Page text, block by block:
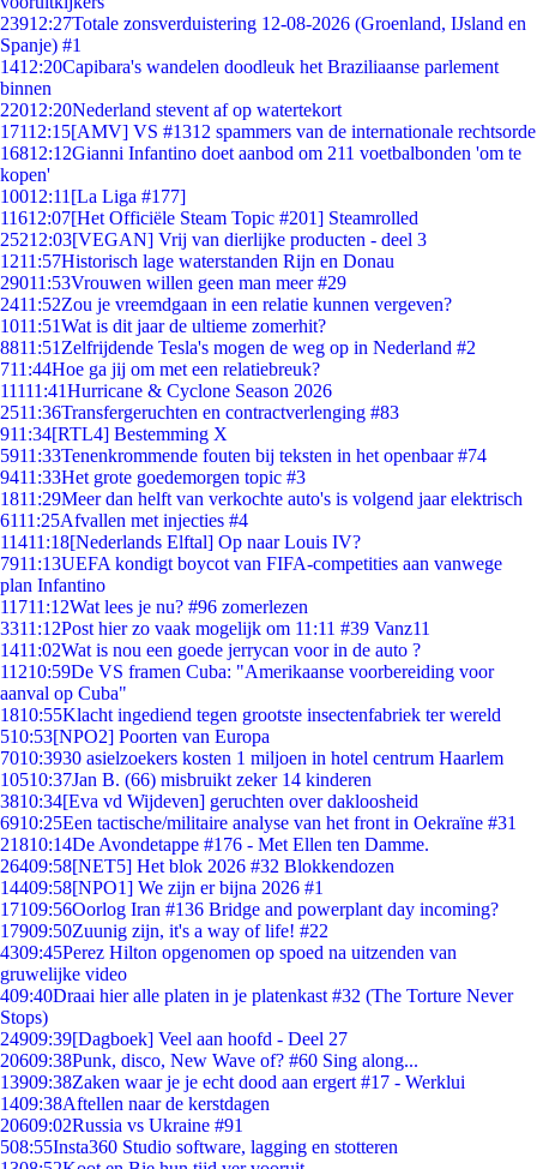
23912:27Totale zonsverduistering 12-08-2026 (Groenland, IJsland en
Spanje) #1
1412:20Capibara's wandelen doodleuk het Braziliaanse parlement
binnen
22012:20Nederland stevent af op watertekort
17112:15[AMV] VS #1312 spammers van de internationale rechtsorde
16812:12Gianni Infantino doet aanbod om 211 voetbalbonden 'om te
kopen'
10012:11 [La Liga #177]
11612:07[Het Officiële Steam Topic #201] Steamrolled
25212:03[VEGAN] Vrij van dierlijke producten - deel 3
1211:57Historisch lage waterstanden Rijn en Donau
29011:53Vrouwen willen geen man meer #29
2411:52Zou je vreemdgaan in een relatie kunnen vergeven?
1011:51Wat is dit jaar de ultieme zomerhit?
8811:51 Zelfrijdende Tesla's mogen de weg op in Nederland #2
711:44Hoe ga jij om met een relatiebreuk?
11111:41Hurricane & Cyclone Season 2026
2511:36Transfergeruchten en contractverlenging #83
911:34[RTL4] Bestemming X
5911:33Tenenkrommende fouten bij teksten in het openbaar #74
9411:33Het grote goedemorgen topic #3
1811:29Meer dan helft van verkochte auto's is volgend jaar elektrisch
6111:25Afvallen met injecties #4
11411:18[Nederlands Elftal] Op naar Louis IV?
7911:13UEFA kondigt boycot van FIFA-competities aan vanwege
plan Infantino
11711:12Wat lees je nu? #96 zomerlezen
3311:12Post hier zo vaak mogelijk om 11:11 #39 Vanz11
1411:02Wat is nou een goede jerrycan voor in de auto ?
11210:59De VS framen Cuba: "Amerikaanse voorbereiding voor
aanval op Cuba"
1810:55Klacht ingediend tegen grootste insectenfabriek ter wereld
510:53[NPO2] Poorten van Europa
7010:3930 asielzoekers kosten 1 miljoen in hotel centrum Haarlem
10510:37Jan B. (66) misbruikt zeker 14 kinderen
3810:34[Eva vd Wijdeven] geruchten over dakloosheid
6910:25Een tactische/militaire analyse van het front in Oekraïne #31
21810:14De Avondetappe #176 - Met Ellen ten Damme.
26409:58[NET5] Het blok 2026 #32 Blokkendozen
14409:58[NPO1] We zijn er bijna 2026 #1
17109:56Oorlog Iran #136 Bridge and powerplant day incoming?
17909:50Zuunig zijn, it's a way of life! #22
4309:45Perez Hilton opgenomen op spoed na uitzenden van
gruwelijke video
409:40Draai hier alle platen in je platenkast #32 (The Torture Never
Stops)
24909:39[Dagboek] Veel aan hoofd - Deel 27
20609:38Punk, disco, New Wave of? #60 Sing along...
13909:38Zaken waar je je echt dood aan ergert #17 - Werklui
1409:38Aftellen naar de kerstdagen
20609:02Russia vs Ukraine #91
508:55Insta360 Studio software, lagging en stotteren